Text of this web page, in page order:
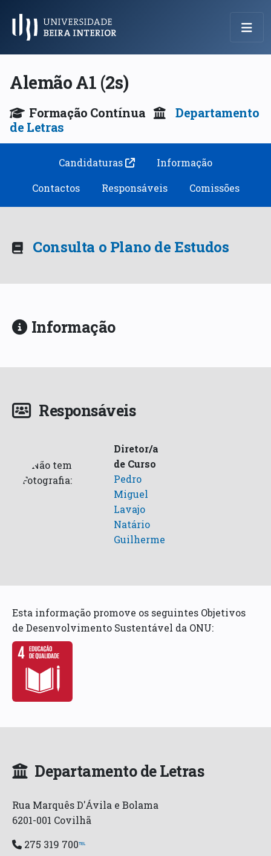
Menu Principal
Alemão A1 (2s)
Formação Contínua
Departamento
de Letras
Candidaturas
Informação
Contactos
Responsáveis Comissões
Consulta o Plano de Estudos
Informação
Responsáveis
Diretor/a
de Curso
Pedro
Miguel
Lavajo
Natário
Guilherme
Esta informação promove os seguintes Objetivos
de Desenvolvimento Sustentável da ONU:
Departamento de Letras
Rua Marquês D'Ávila e Bolama
6201-001 Covilhã
275 319 700℡